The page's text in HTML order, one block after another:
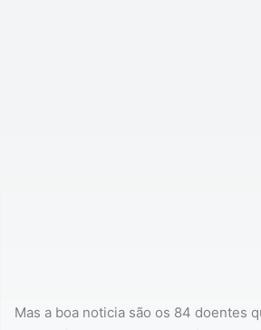
Mas a boa noticia são os 84 doentes